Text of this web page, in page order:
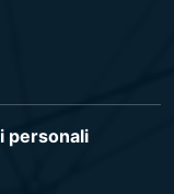
personali